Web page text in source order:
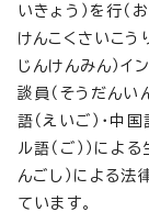
いきょう）を行（
けんこくさいこう
じんけんみん）イ
談員（そうだんい
語（えいご）・中国
ル語（ご））によ
んごし）による法
ています。